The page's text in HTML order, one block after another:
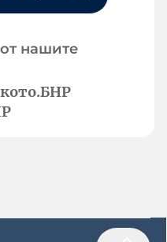
нашите